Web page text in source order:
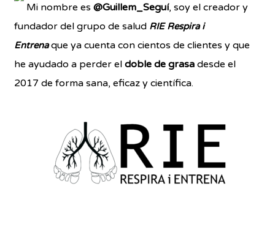
Mi nombre es@Guillem_Seguí, soy el creador y
fundador del grupo de salud RIE Respira i
Entrenaque ya cuenta con cientos de clientes y que
he ayudado a perder eldoble de grasa desde el
2017 de forma sana, eficaz y científica.